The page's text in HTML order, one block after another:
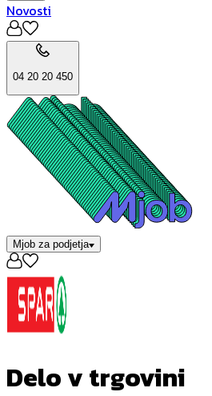
Novosti
04 20 20 450
Mjob za podjetja
Delo v trgovini